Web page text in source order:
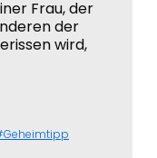
Frau, der
der
wird,
Geheimtipp